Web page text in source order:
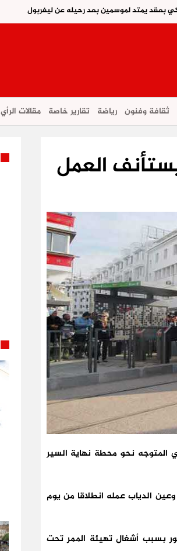
بعقد يمتد لموسمين بعد رحيله عن ليفربول
ثقافة وفنون رياضة تقارير خاصة مقالات الرأي
العمل
المتوجه نحو محطة نهاية السير
الدياب عمله انطلاقا من يوم
توقيف 9 محطات بالخط المذكور بسبب أشغال تهيئة الممر تحت